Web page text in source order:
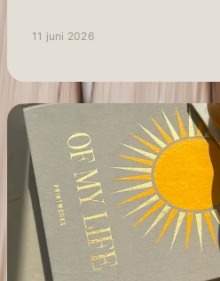
laat staan overtuigd. Als TikTok
simpelweg niet werken voor e-
nog: het is vaak de snelste weg
budget en een onzichtbaar merk.
11 juni 2026